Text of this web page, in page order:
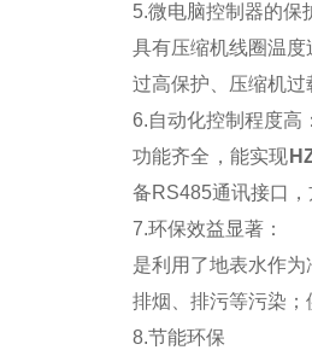
5.微电脑控制器的保
具有压缩机线圈温
过高保护、压缩机
6.自动化控制程度高：
功能齐全，能实现
备RS485通讯接口
7.环保效益显著：
是利用了地表水作
排烟、排污等污染
8.节能环保